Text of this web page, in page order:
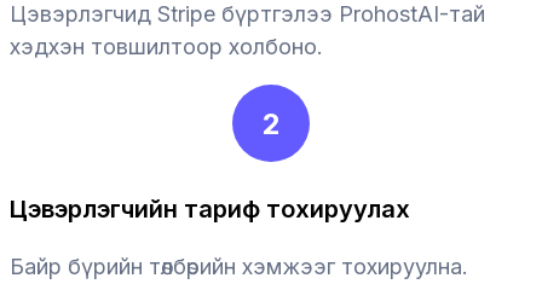
Цэвэрлэгчид Stripe бүртгэлээ ProhostAI-тай
хэдхэн товшилтоор холбоно.
2
Цэвэрлэгчийн тариф тохируулах
Байр бүрийн төлбөрийн хэмжээг тохируулна.